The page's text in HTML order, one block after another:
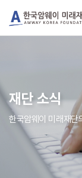
재단 소식
한국암웨이 미래재단